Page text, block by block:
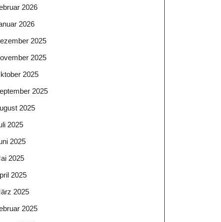
2026
2026
2025
2025
2025
2025
2025
2025
2025
2025
2025
2025
2025